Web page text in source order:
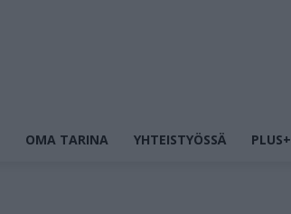
OMA TARINA YHTEISTYÖSSÄ PLUS+